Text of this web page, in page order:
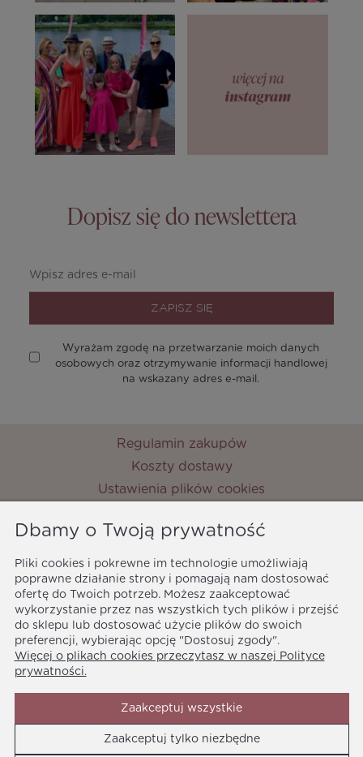
Dopisz się do newslettera
ZAPISZ SIĘ
Wyrażam zgodę na przetwarzanie moich danych
osobowych oraz otrzymywanie informacji handlowej
na wskazany adres e-mail.
Regulamin zakupów
Koszty dostawy
Ustawienia plików cookies
Metody płatności
Ochrona danych osobowych
Polityka prywatności
MyPrincess
ul. Nocznickiego 33
01-918 Warszawa
Media społecznościowe
Dbamy o Twoją prywatność
Pliki cookies i pokrewne im technologie umożliwiają
poprawne działanie strony i pomagają nam dostosować
ofertę do Twoich potrzeb. Możesz zaakceptować
wykorzystanie przez nas wszystkich tych plików i przejść
do sklepu lub dostosować użycie plików do swoich
preferencji, wybierając opcję "Dostosuj zgody".
Więcej o plikach cookies przeczytasz w naszej Polityce
prywatności.
Zaakceptuj tylko niezbędne
Zaakceptuj wszystkie